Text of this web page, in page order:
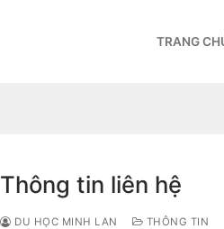
TRANG
Thông tin liên hệ
DU HỌC MINH LAN THÔNG TIN